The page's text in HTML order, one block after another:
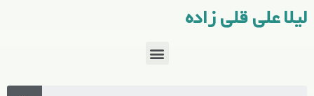
لیلا علی قلی زاده